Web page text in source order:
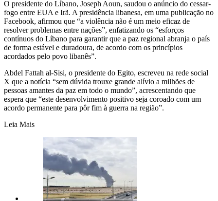
O presidente do Líbano, Joseph Aoun, saudou o anúncio do cessar-
fogo entre EUA e Irã. A presidência libanesa, em uma publicação no
Facebook, afirmou que “a violência não é um meio eficaz de
resolver problemas entre nações”, enfatizando os “esforços
contínuos do Líbano para garantir que a paz regional abranja o país
de forma estável e duradoura, de acordo com os princípios
acordados pelo povo libanês”.
Abdel Fattah al-Sisi, o presidente do Egito, escreveu na rede social
X que a notícia “sem dúvida trouxe grande alívio a milhões de
pessoas amantes da paz em todo o mundo”, acrescentando que
espera que “este desenvolvimento positivo seja coroado com um
acordo permanente para pôr fim à guerra na região”.
Leia Mais